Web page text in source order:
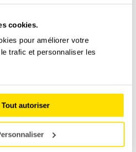
cookies.
pour améliorer votre
trafic et personnaliser les
Tout autoriser
mai 2023
décembre 2022
novembre 2022
octobre 2022